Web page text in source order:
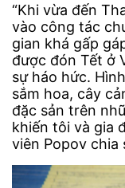
“Khi vừa đến
vào công tác
gian khá gấp
được đón Tết ở
sự háo hức.
sắm hoa, cây
đặc sản trên
khiến tôi và gia
viên Popov chia